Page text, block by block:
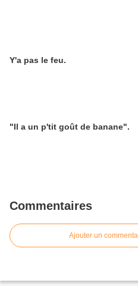
Y'a pas le feu.
"Il a un p'tit goût de banane".
Commentaires
Ajouter un